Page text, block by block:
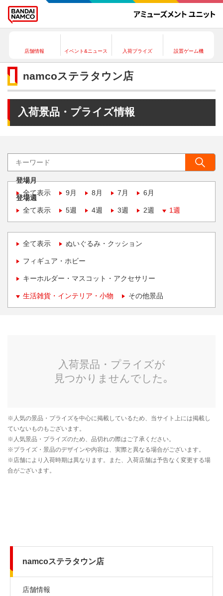
店舗情報 イベント&ニュース 入荷プライズ 設置ゲーム機
namcoステラタウン店
入荷景品・プライズ情報
登場月
全て表示
9月 8月 7月 6月
登場週
全て表示
5週 4週 3週 2週 1週
全て表示 ぬいぐるみ・クッション
フィギュア・ホビー
キーホルダー・マスコット・アクセサリー
生活雑貨・インテリア・小物 その他景品
namcoステラタウン店
店舗情報